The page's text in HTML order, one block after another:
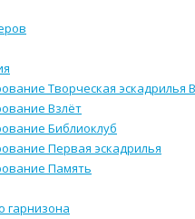
Творческая эскадрилья
Взлёт
Библиоклуб
Первая эскадрилья
Память
гарнизона